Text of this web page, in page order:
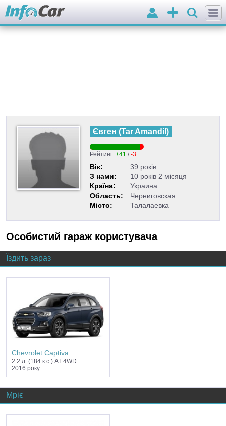
Додати
оголошення
Вхід
Євген (Tar Amandil )
Рейтинг: +41 /-3
Вік:
39 років
З нами:
10 років 2 місяця
Країна:
Украина
Область:
Черниговская
Місто:
Талалаевка
Особистий гараж користувача
Їздить зараз
Chevrolet Captiva
2.2 л. (184 к.с.) AT 4WD
2016 року
Мріє